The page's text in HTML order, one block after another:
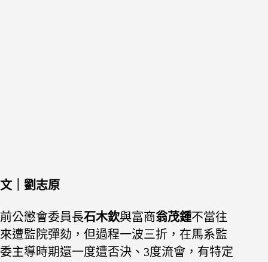
文｜劉志原
前公懲會委員長石木欽與富商翁茂鍾不當往
來遭監院彈劾，但過程一波三折，在馬系監
委主導時期還一度遭否決、3度流會，有特定